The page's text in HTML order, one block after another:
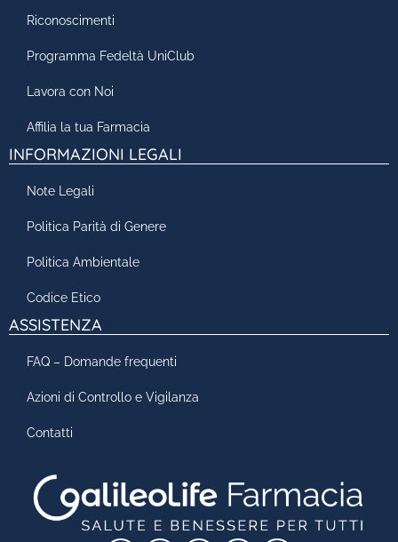
Riconoscimenti
Programma Fedeltà UniClub
Lavora con Noi
Affilia la tua Farmacia
INFORMAZIONI LEGALI
Note Legali
Politica Parità di Genere
Politica Ambientale
Codice Etico
ASSISTENZA
FAQ – Domande frequenti
Azioni di Controllo e Vigilanza
Contatti